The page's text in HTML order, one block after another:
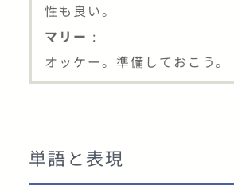
性も良い。
マリー :
オッケー。準備しておこう。
単語と表現